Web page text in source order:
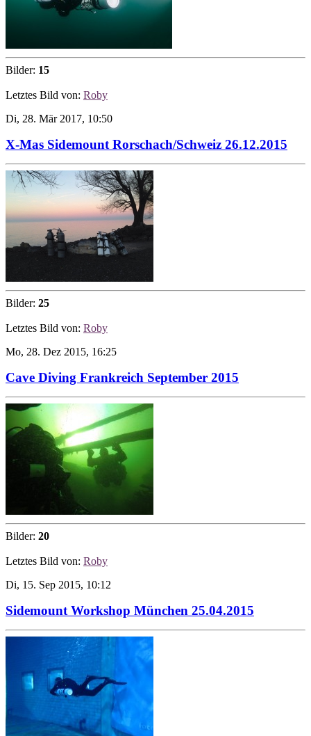
Bilder: 15
Letztes Bild von: Roby
Di, 28. Mär 2017, 10:50
X-Mas Sidemount Rorschach/Schweiz 26.12.2015
Bilder: 25
Letztes Bild von: Roby
Mo, 28. Dez 2015, 16:25
Cave Diving Frankreich September 2015
Bilder: 20
Letztes Bild von: Roby
Di, 15. Sep 2015, 10:12
Sidemount Workshop München 25.04.2015